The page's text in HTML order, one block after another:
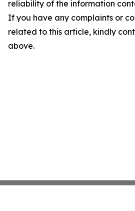
reliability of the information
If you have any complaints or
related to this article, kindly
above.